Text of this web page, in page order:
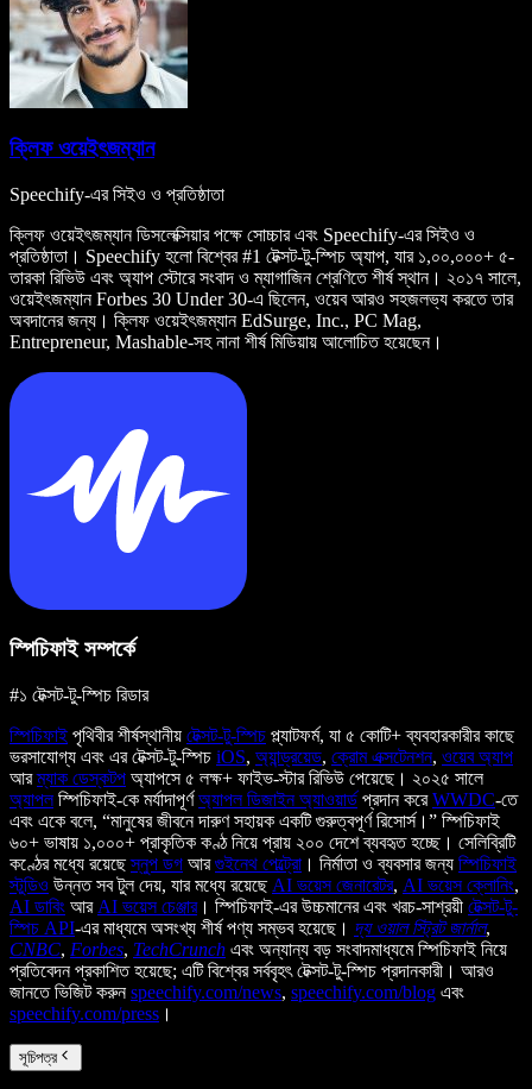
ক্লিফ ওয়েইৎজম্যান
Speechify-এর সিইও ও প্রতিষ্ঠাতা
ক্লিফ ওয়েইৎজম্যান ডিসলেক্সিয়ার পক্ষে সোচ্চার এবং Speechify-এর সিইও ও
প্রতিষ্ঠাতা। Speechify হলো বিশ্বের #1 টেক্সট-টু-স্পিচ অ্যাপ, যার ১,০০,০০০+ ৫-
তারকা রিভিউ এবং অ্যাপ স্টোরে সংবাদ ও ম্যাগাজিন শ্রেণিতে শীর্ষ স্থান। ২০১৭ সালে,
ওয়েইৎজম্যান Forbes 30 Under 30-এ ছিলেন, ওয়েব আরও সহজলভ্য করতে তার
অবদানের জন্য। ক্লিফ ওয়েইৎজম্যান EdSurge, Inc., PC Mag,
Entrepreneur, Mashable-সহ নানা শীর্ষ মিডিয়ায় আলোচিত হয়েছেন।
স্পিচিফাই সম্পর্কে
#১ টেক্সট-টু-স্পিচ রিডার
স্পিচিফাই পৃথিবীর শীর্ষস্থানীয় টেক্সট-টু-স্পিচ প্ল্যাটফর্ম, যা ৫ কোটি+ ব্যবহারকারীর কাছে
ভরসাযোগ্য এবং এর টেক্সট-টু-স্পিচ iOS, অ্যান্ড্রয়েড, ক্রোম এক্সটেনশন, ওয়েব অ্যাপ
আরম্যাক ডেস্কটপ অ্যাপসে ৫ লক্ষ+ ফাইভ-স্টার রিভিউ পেয়েছে। ২০২৫ সালে
অ্যাপলস্পিচিফাই-কে মর্যাদাপূর্ণঅ্যাপল ডিজাইন অ্যাওয়ার্ড প্রদান করেWWDC-তে
এবং একে বলে, “মানুষের জীবনে দারুণ সহায়ক একটি গুরুত্বপূর্ণ রিসোর্স।” স্পিচিফাই
৬০+ ভাষায় ১,০০০+ প্রাকৃতিক কণ্ঠ নিয়ে প্রায় ২০০ দেশে ব্যবহৃত হচ্ছে। সেলিব্রিটি
কণ্ঠের মধ্যে রয়েছেস্নুপ ডগ আরগুইনেথ পেল্ট্রো । নির্মাতা ও ব্যবসার জন্য স্পিচিফাই
স্টুডিও উন্নত সব টুল দেয়, যার মধ্যে রয়েছে AI ভয়েস জেনারেটর, AI ভয়েস ক্লোনিং,
AI ডাবিং আর AI ভয়েস চেঞ্জার। স্পিচিফাই-এর উচ্চমানের এবং খরচ-সাশ্রয়ী টেক্সট-টু-
স্পিচ API-এর মাধ্যমে অসংখ্য শীর্ষ পণ্য সম্ভব হয়েছে। দ্য ওয়াল স্ট্রিট জার্নাল,
CNBC, Forbes, TechCrunch এবং অন্যান্য বড় সংবাদমাধ্যমে স্পিচিফাই নিয়ে
প্রতিবেদন প্রকাশিত হয়েছে; এটি বিশ্বের সর্ববৃহৎ টেক্সট-টু-স্পিচ প্রদানকারী। আরও
জানতে ভিজিট করুনspeechify.com/news, speechify.com/blog এবং
speechify.com/press ।
সূচিপত্র